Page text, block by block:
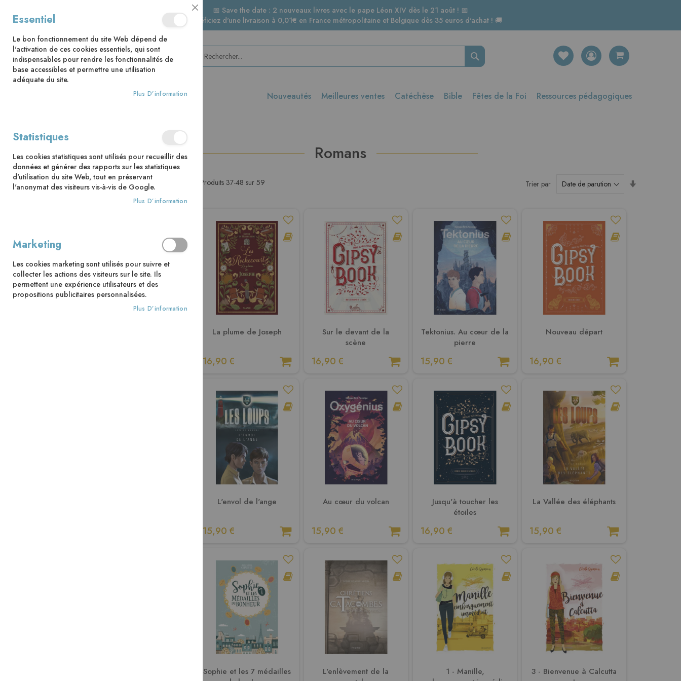
📅 Save the date : 2 nouveaux livres avec le pape Léon XIV dès le 21 août ! 📅
🚚 Bénéficiez d'une livraison à 0,01€ en France métropolitaine et Belgique dès 35 euros d'achat ! 🚚
Rechercher
Nouveautés Meilleures ventes Catéchèse Bible Fêtes de la Foi Ressources pédagogiques
Romans
Produits 37-48 sur 59 Trier par
La plume de Joseph
16,90 €
Sur le devant de la
scène
16,90 €
Tektonius. Au cœur de la
pierre
15,90 €
Nouveau départ
16,90 €
L'envol de l'ange
15,90 €
Au cœur du volcan
15,90 €
Jusqu'à toucher les
étoiles
16,90 €
La Vallée des éléphants
15,90 €
Sophie et les 7 médailles
L'enlèvement de la
1 - Manille,
3 - Bienvenue à Calcutta
PRIX
Close
Cookie
Bar
Essentiel
Le bon fonctionnement du site Web dépend de
l'activation de ces cookies essentiels, qui sont
indispensables pour rendre les fonctionnalités de
base accessibles et permettre une utilisation
adéquate du site.
Plus D’information
Statistiques
Les cookies statistiques sont utilisés pour recueillir des
données et générer des rapports sur les statistiques
d'utilisation du site Web, tout en préservant
l'anonymat des visiteurs vis-à-vis de Google.
Plus D’information
Marketing
Les cookies marketing sont utilisés pour suivre et
collecter les actions des visiteurs sur le site. Ils
permettent une expérience utilisateurs et des
propositions publicitaires personnalisées.
Plus D’information